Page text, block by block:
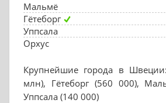
Мальмё
Гётеборг
Уппсала
Орхус
Крупнейшие города в
млн), Гётеборг (560 000),
Уппсала (140 000)